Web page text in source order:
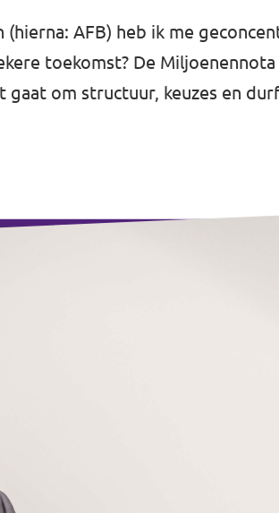
AFB) heb ik me
toekomst? De
om structuur, keuzes en